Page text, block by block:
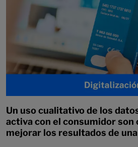
Un uso cualitativo de los
activa con el consumidor son
mejorar los resultados de una